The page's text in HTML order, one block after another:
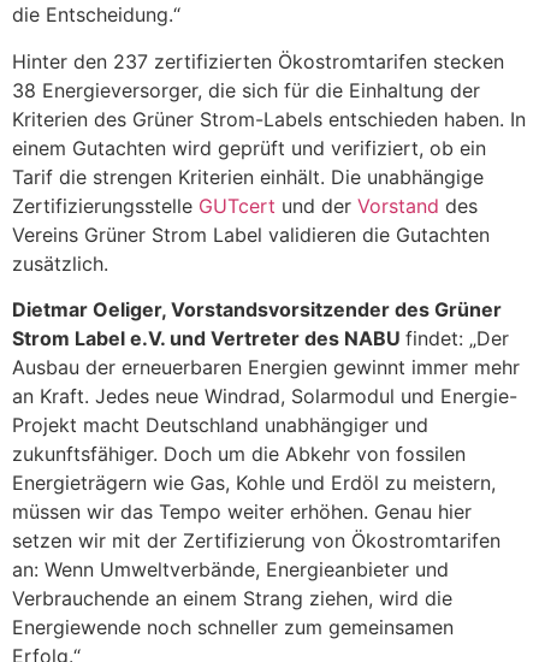
die Entscheidung.“
Hinter den 237 zertifizierten Ökostromtarifen stecken
38 Energieversorger, die sich für die Einhaltung der
Kriterien des Grüner Strom-Labels entschieden haben. In
einem Gutachten wird geprüft und verifiziert, ob ein
Tarif die strengen Kriterien einhält. Die unabhängige
Zertifizierungsstelle GUTcert und der Vorstand des
Vereins Grüner Strom Label validieren die Gutachten
zusätzlich.
Dietmar Oeliger, Vorstandsvorsitzender des Grüner
Strom Label e.V. und Vertreter des NABU findet: „Der
Ausbau der erneuerbaren Energien gewinnt immer mehr
an Kraft. Jedes neue Windrad, Solarmodul und Energie-
Projekt macht Deutschland unabhängiger und
zukunftsfähiger. Doch um die Abkehr von fossilen
Energieträgern wie Gas, Kohle und Erdöl zu meistern,
müssen wir das Tempo weiter erhöhen. Genau hier
setzen wir mit der Zertifizierung von Ökostromtarifen
an: Wenn Umweltverbände, Energieanbieter und
Verbrauchende an einem Strang ziehen, wird die
Energiewende noch schneller zum gemeinsamen
Erfolg.“